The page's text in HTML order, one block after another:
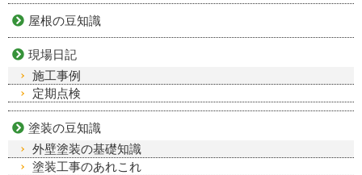
屋根の豆知識
現場日記
施工事例
定期点検
塗装の豆知識
外壁塗装の基礎知識
塗装工事のあれこれ